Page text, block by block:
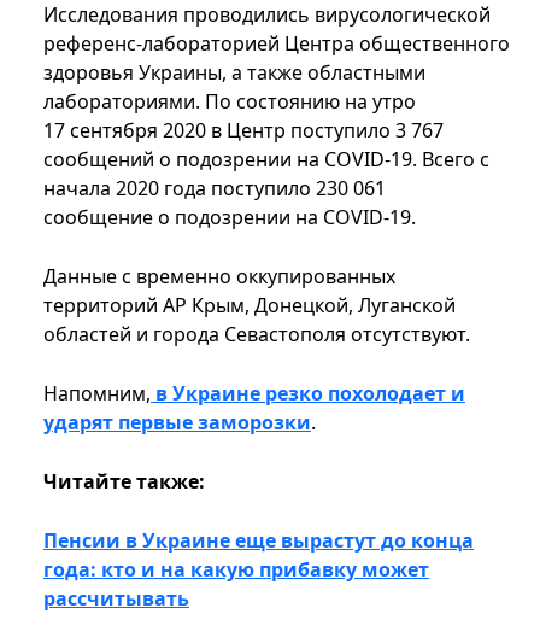
Исследования проводились вирусологической
референс-лабораторией Центра общественного
здоровья Украины, а также областными
лабораториями. По состоянию на утро
17 сентября 2020 в Центр поступило 3 767
сообщений о подозрении на COVID-19. Всего с
начала 2020 года поступило 230 061
сообщение о подозрении на COVID-19.
Данные с временно оккупированных
территорий АР Крым, Донецкой, Луганской
областей и города Севастополя отсутствуют.
Напомним, в Украине резко похолодает и
ударят первые заморозки.
Читайте также:
Пенсии в Украине еще вырастут до конца
года: кто и на какую прибавку может
рассчитывать